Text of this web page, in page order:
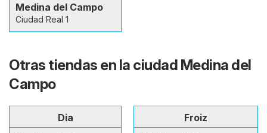
Medina del Campo
Ciudad Real 1
Otras tiendas en la ciudad Medina del
Campo
Dia
Froiz